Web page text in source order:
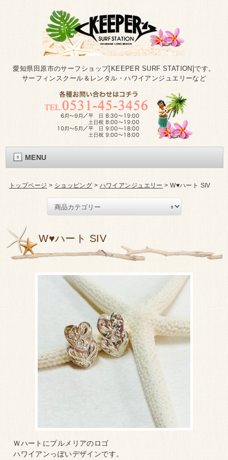
愛知県田原市のサーフショップ[KEEPER SURF STATION]です。
サーフィンスクール＆レンタル・ハワイアンジュエリーなど
MENU
トップページ > ショッピング > ハワイアンジュエリー >W♥ハート SIV
W♥ハート SIV
Ｗハートにプルメリアのロゴ
ハワイアンっぽいデザインです。